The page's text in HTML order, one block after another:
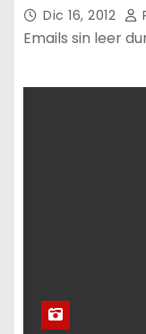
Dic 16, 2012
Emails sin leer